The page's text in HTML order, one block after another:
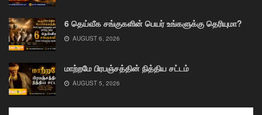
6 தெய்வீக சங்குகளின் பெயர் உங்களுக்கு தெரியுமா?
AUGUST 6, 2026
மாற்றமே பிரபஞ்சத்தின் நித்திய சட்டம்
AUGUST 5, 2026